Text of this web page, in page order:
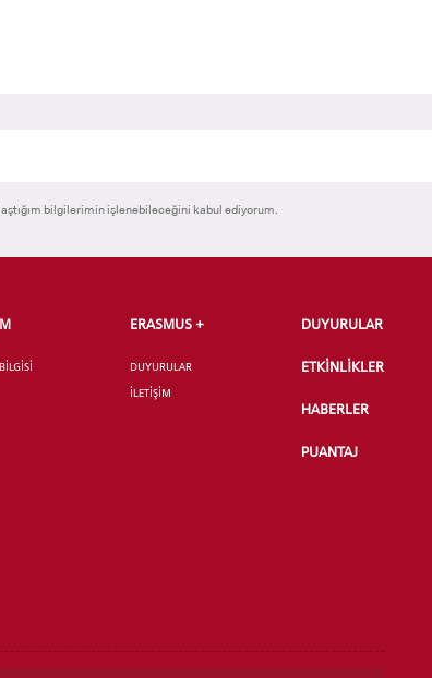
bilgilerimin işlenebileceğini kabul ediyorum.
ERASMUS +
DUYURULAR
İLETİŞİM
DUYURULAR
ETKİNLİKLER
HABERLER
PUANTAJ